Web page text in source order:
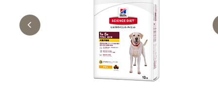
美容・ケア用品
服・おさんぽ用品